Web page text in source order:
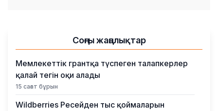
Соңғы жаңалықтар
Мемлекеттік грантқа түспеген талапкерлер
қалай тегін оқи алады
15 сағат бұрын
Wildberries Ресейден тыс қоймаларын